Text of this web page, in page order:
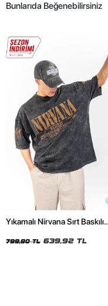
Bunlarıda Beğenebilirsiniz
Yıkamalı Nirvana Sırt Baskılı
799,90 TL 639,92 TL